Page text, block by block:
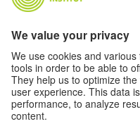
Pribasiya at Pag-
Protección de